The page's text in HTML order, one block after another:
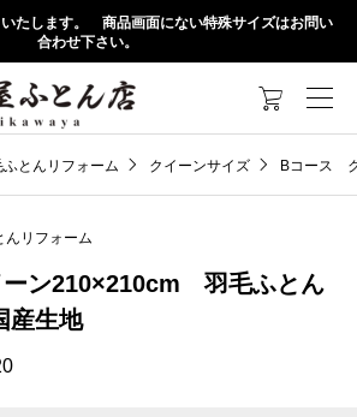
いたします。 商品画面にない特殊サイズはお問い
合わせ下さい。

ふとんリフォーム クイーンサイズ Bコース
んリフォーム
ン210×210cm 羽毛ふとん
産生地
価